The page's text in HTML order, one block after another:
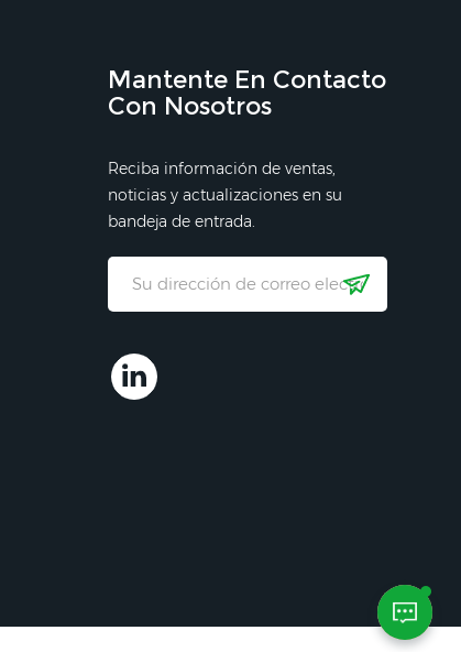
Mantente En Contacto
Con Nosotros
Reciba información de ventas,
noticias y actualizaciones en su
bandeja de entrada.